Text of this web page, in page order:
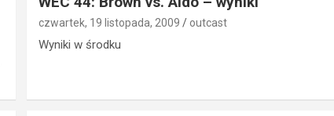
czwartek, 19 listopada, 2009 outcast
Wyniki w środku